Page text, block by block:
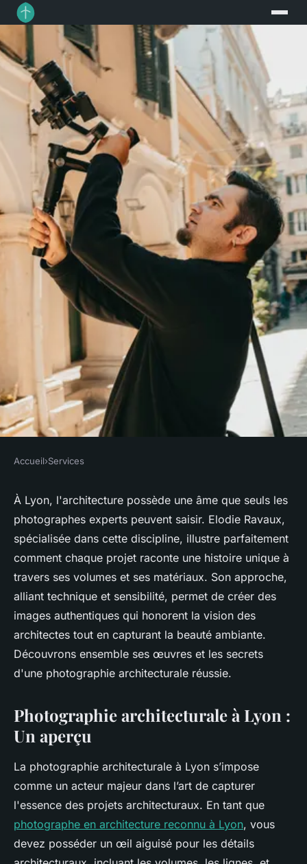
Photographe d'architecture à
lyon : une vision inspirante
Théo•7 novembre 2025•7 min de lecture
Accueil›Services
À Lyon, l'architecture possède une âme que seuls les
photographes experts peuvent saisir. Elodie Ravaux,
spécialisée dans cette discipline, illustre parfaitement
comment chaque projet raconte une histoire unique à
travers ses volumes et ses matériaux. Son approche,
alliant technique et sensibilité, permet de créer des
images authentiques qui honorent la vision des
architectes tout en capturant la beauté ambiante.
Découvrons ensemble ses œuvres et les secrets
d'une photographie architecturale réussie.
Photographie architecturale à Lyon :
Un aperçu
La photographie architecturale à Lyon s’impose
comme un acteur majeur dans l’art de capturer
l'essence des projets architecturaux. En tant que
photographe en architecture reconnu à Lyon, vous
devez posséder un œil aiguisé pour les détails